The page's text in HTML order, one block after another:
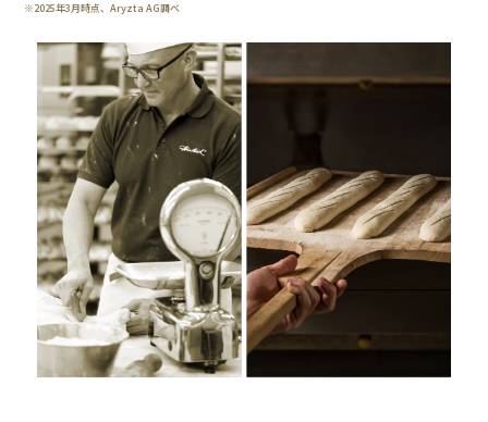
※2025年3月時点、Aryzta AG調べ